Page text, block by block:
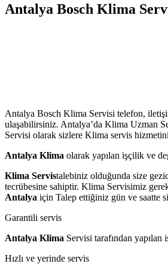
Antalya Bosch Klima
Antalya Bosch Klima Servisi telefon,
ulaşabilirsiniz. Antalya’da Klima Uzman
Servisi olarak sizlere Klima servis
Antalya Klima olarak yapılan işçilik ve
Klima Servistalebiniz olduğunda size
tecrübesine sahiptir. Klima Servisimiz
Antalya için Talep ettiğiniz gün ve saatte
Garantili servis
Antalya Klima Servisi tarafından
Hızlı ve yerinde servis